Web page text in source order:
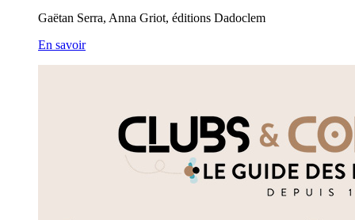
Gaëtan Serra, Anna Griot, éditions Dadoclem
En savoir